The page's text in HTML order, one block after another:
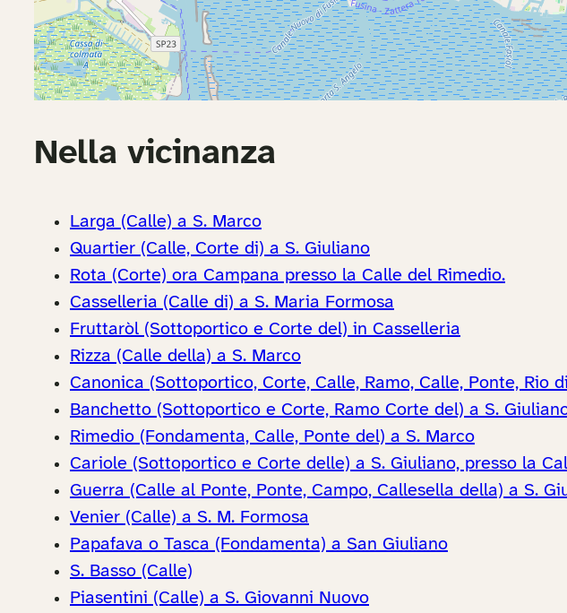
Nella vicinanza
Larga (Calle) a S. Marco
Quartier (Calle, Corte di) a S. Giuliano
Rota (Corte) ora Campana presso la Calle del Rimedio.
Casselleria (Calle di) a S. Maria Formosa
Fruttaròl (Sottoportico e Corte del) in Casselleria
Rizza (Calle della) a S. Marco
Canonica (Sottoportico, Corte, Calle, Ramo, Calle, Ponte, Rio
Banchetto (Sottoportico e Corte, Ramo Corte del) a S.
Rimedio (Fondamenta, Calle, Ponte del) a S. Marco
Cariole (Sottoportico e Corte delle) a S. Giuliano, presso la
Guerra (Calle al Ponte, Ponte, Campo, Callesella della) a S.
Venier (Calle) a S. M. Formosa
Papafava o Tasca (Fondamenta) a San Giuliano
S. Basso (Calle)
Piasentini (Calle) a S. Giovanni Nuovo